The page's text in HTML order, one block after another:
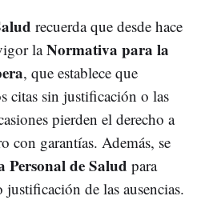
recuerda que desde hace
laNormativa para la
, que establece que
citas sin justificación o las
pierden el derecho a
con garantías. Además, se
Personal de Salud para
de las ausencias.